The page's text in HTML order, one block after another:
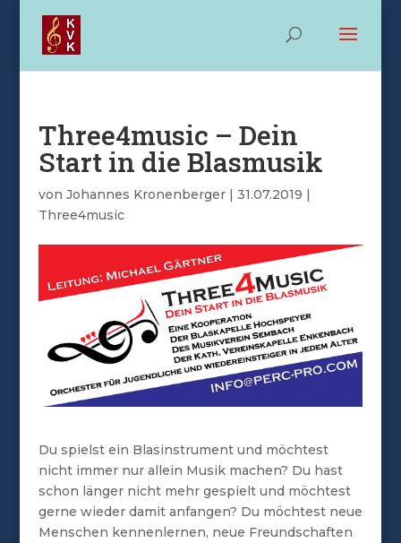
Three4music – Dein
Start in die Blasmusik
von Johannes Kronenberger| 31.07.2019 |
Three4music
Du spielst ein Blasinstrument und möchtest
nicht immer nur allein Musik machen? Du hast
schon länger nicht mehr gespielt und möchtest
gerne wieder damit anfangen? Du möchtest neue
Menschen kennenlernen, neue Freundschaften